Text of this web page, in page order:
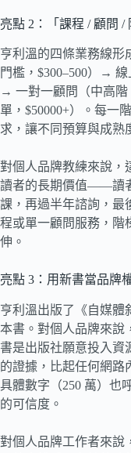
亮點 2：「課程 / 顧問
亨利溫的四條業務線形
門檻，$300–500）→ 線
→ 一對一顧問（中高
單，$50000+）。每一
求，讓不同預算與成熟
對個人品牌教練來說，
讀者的長期價值——讀
課，再過半年諮詢，最
程或單一顧問服務，階
伸。
亮點 3：用新書當品牌
亨利溫出版了《自媒體
本書。對個人品牌來
書是出版社願意投入資
的證據，比起任何網路
具體數字（250 萬）也
的可信度。
對個人品牌工作者來說